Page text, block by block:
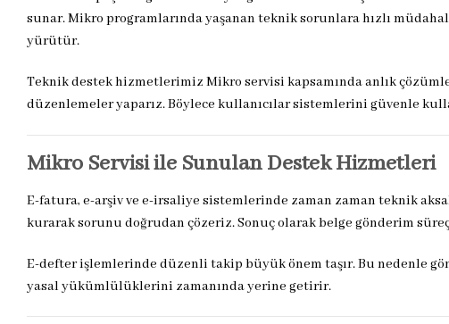
sunar. Mikro programlarında yaşanan teknik sorunlara hızlı
yürütür.
Teknik destek hizmetlerimiz Mikro servisi kapsamında anlık
düzenlemeler yaparız. Böylece kullanıcılar sistemlerini güvenle
Mikro Servisi ile Sunulan Destek Hizmetleri
E-fatura, e-arşiv ve e-irsaliye sistemlerinde zaman zaman teknik
kurarak sorunu doğrudan çözeriz. Sonuç olarak belge gönderim
E-defter işlemlerinde düzenli takip büyük önem taşır. Bu nedenle
yasal yükümlülüklerini zamanında yerine getirir.